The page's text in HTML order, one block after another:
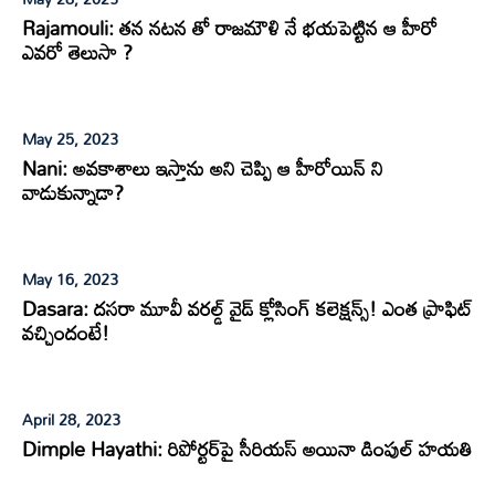
Rajamouli: తన నటన తో రాజమౌళి నే భయపెట్టిన ఆ హీరో
ఎవరో తెలుసా ?
May 25, 2023
Nani: అవకాశాలు ఇస్తాను అని చెప్పి ఆ హీరోయిన్ ని
వాడుకున్నాడా?
May 16, 2023
Dasara: దసరా మూవీ వరల్డ్ వైడ్ క్లోసింగ్ కలెక్షన్స్! ఎంత ప్రాఫిట్
వచ్చిందంటే!
April 28, 2023
Dimple Hayathi: రిపోర్టర్​పై సీరియస్ అయినా డింపుల్ హయతి